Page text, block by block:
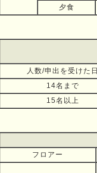
夕食
人数/申出を受けた日
14名まで
15名以上
フロアー